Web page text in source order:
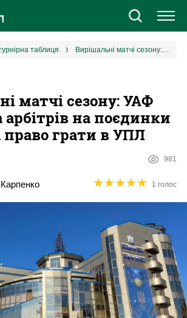
Новини
Єврокубки
УПЛ
2 ліга
Різне
Букмекери
Казино
таблиця Вирішальні матчі сезону: УАФ оголосила арбітрів на поєдинки плейоф за право грати в УПЛ
матчі сезону: УАФ
арбітрів на поєдинки
право грати в УПЛ
981
★★★★★
★★★★★ 1 голос